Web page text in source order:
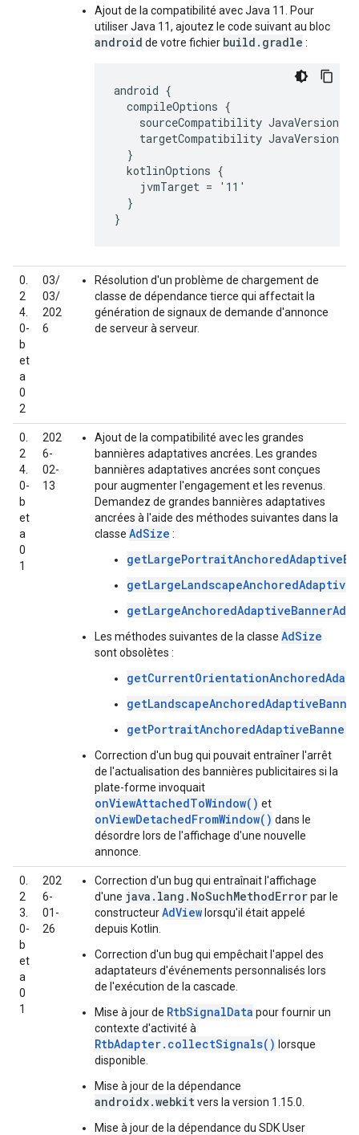
Ajout de la compatibilité avec Java 11. Pour
utiliser Java 11, ajoutez le code suivant au bloc
android de votre fichier build.gradle :
android {
  compileOptions {
sourceCompatibility
targetCompatibility
  }
  kotlinOptions {
    jvmTarget = '11'
  }
}
0.
2
4.
0-
b
et
a
0
2
03/
03/
202
6
Résolution d'un problème de chargement de
classe de dépendance tierce qui affectait la
génération de signaux de demande d'annonce
de serveur à serveur.
0.
2
4.
0-
b
et
a
0
1
202
6-
02-
13
Ajout de la compatibilité avec les grandes
bannières adaptatives ancrées. Les grandes
bannières adaptatives ancrées sont conçues
pour augmenter l'engagement et les revenus.
Demandez de grandes bannières adaptatives
ancrées à l'aide des méthodes suivantes dans la
classe AdSize :
Les méthodes suivantes de la classe AdSize
sont obsolètes :
Correction d'un bug qui pouvait entraîner l'arrêt
de l'actualisation des bannières publicitaires si la
plate-forme invoquait
onViewAttachedToWindow() et
onViewDetachedFromWindow() dans le
désordre lors de l'affichage d'une nouvelle
annonce.
0.
2
3.
0-
b
et
a
0
1
202
6-
01-
26
Correction d'un bug qui entraînait l'affichage
d'une java.lang.NoSuchMethodErrorpar le
constructeurAdView lorsqu'il était appelé
depuis Kotlin.
Correction d'un bug qui empêchait l'appel des
adaptateurs d'événements personnalisés lors
de l'exécution de la cascade.
Mise à jour de RtbSignalData pour fournir un
contexte d'activité à
RtbAdapter.collectSignals() lorsque
disponible.
Mise à jour de la dépendance
androidx.webkitvers la version 1.15.0.
Mise à jour de la dépendance du SDK User